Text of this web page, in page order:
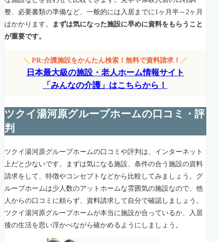
整、必要書類の準備など、一般的には入居までに1ヶ月半～2ヶ月
はかかります。
まずは気になった施設に早めに資料をもらうこと
が重要です。
＼PR:介護施設をかんたん検索！無料で資料請求！ ／
日本最大級の施設・老人ホーム情報サイト
「みんなの介護」はこちらから！
ツクイ湯河原グループホームの口コミ・評
判
ツクイ湯河原グループホームの口コミや評判は、インターネット
上だと少ないです。まずは気になる施設、条件の合う施設の資料
請求をして、特徴やコンセプトなどから比較してみましょう。グ
ループホームは少人数のアットホームな雰囲気の施設なので、他
人からの口コミに頼らず、資料請求して自分で確認しましょう。
ツクイ湯河原グループホームが本当に施設が合っているか、入居
後の生活を思い浮かべながら確かめるようにしましょう。